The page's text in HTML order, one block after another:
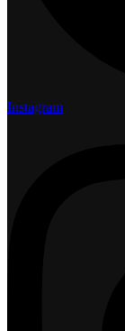
Instagram